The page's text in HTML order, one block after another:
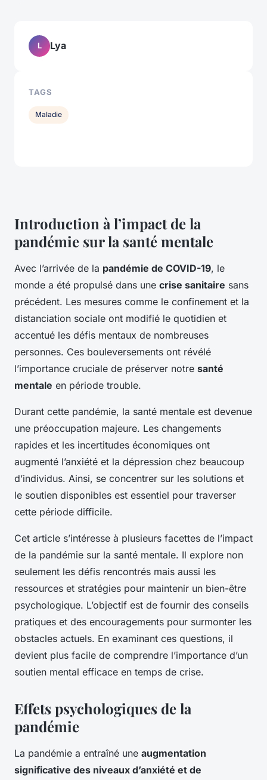
Introduction à l’impact de la
pandémie sur la santé mentale
Avec l’arrivée de la pandémie de COVID-19, le
monde a été propulsé dans une crise sanitaire sans
précédent. Les mesures comme le confinement et la
distanciation sociale ont modifié le quotidien et
accentué les défis mentaux de nombreuses
personnes. Ces bouleversements ont révélé
l’importance cruciale de préserver notre santé
mentale en période trouble.
Durant cette pandémie, la santé mentale est devenue
une préoccupation majeure. Les changements
rapides et les incertitudes économiques ont
augmenté l’anxiété et la dépression chez beaucoup
d’individus. Ainsi, se concentrer sur les solutions et
le soutien disponibles est essentiel pour traverser
cette période difficile.
Cet article s’intéresse à plusieurs facettes de l’impact
de la pandémie sur la santé mentale. Il explore non
seulement les défis rencontrés mais aussi les
ressources et stratégies pour maintenir un bien-être
psychologique. L’objectif est de fournir des conseils
pratiques et des encouragements pour surmonter les
obstacles actuels. En examinant ces questions, il
devient plus facile de comprendre l’importance d’un
soutien mental efficace en temps de crise.
Effets psychologiques de la
pandémie
La pandémie a entraîné une augmentation
significative des niveaux d’anxiété et de
L Lya
TAGS
Maladie